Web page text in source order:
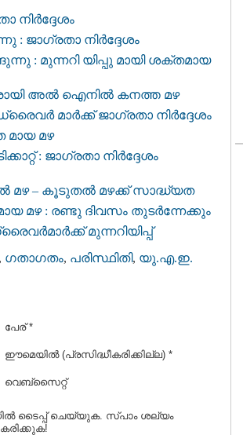
നിർദ്ദേശം
ജാഗ്രതാ നിര്‍ദ്ദേശം
: മുന്നറി യിപ്പു മായി ശക്തമായ
അല്‍ ഐനില്‍ കനത്ത മഴ
മാര്‍ക്ക് ജാഗ്രതാ നിര്‍ദ്ദേശം
മായ മഴ
: ജാഗ്രതാ നിര്‍ദ്ദേശം
മഴ – കൂടുതൽ മഴക്ക് സാദ്ധ്യത
മഴ : രണ്ടു ദിവസം തുടര്‍ന്നേക്കും
മുന്നറിയിപ്പ്
, ഗതാഗതം, പരിസ്ഥിതി, യു.എ.ഇ.
പേര് *
ഈമെയില്‍ (പ്രസിദ്ധീകരിക്കില്ല) *
വെബ്സൈറ്റ്
ടൈപ്പ്‌ ചെയ്യുക. സ്പാം ശല്യം